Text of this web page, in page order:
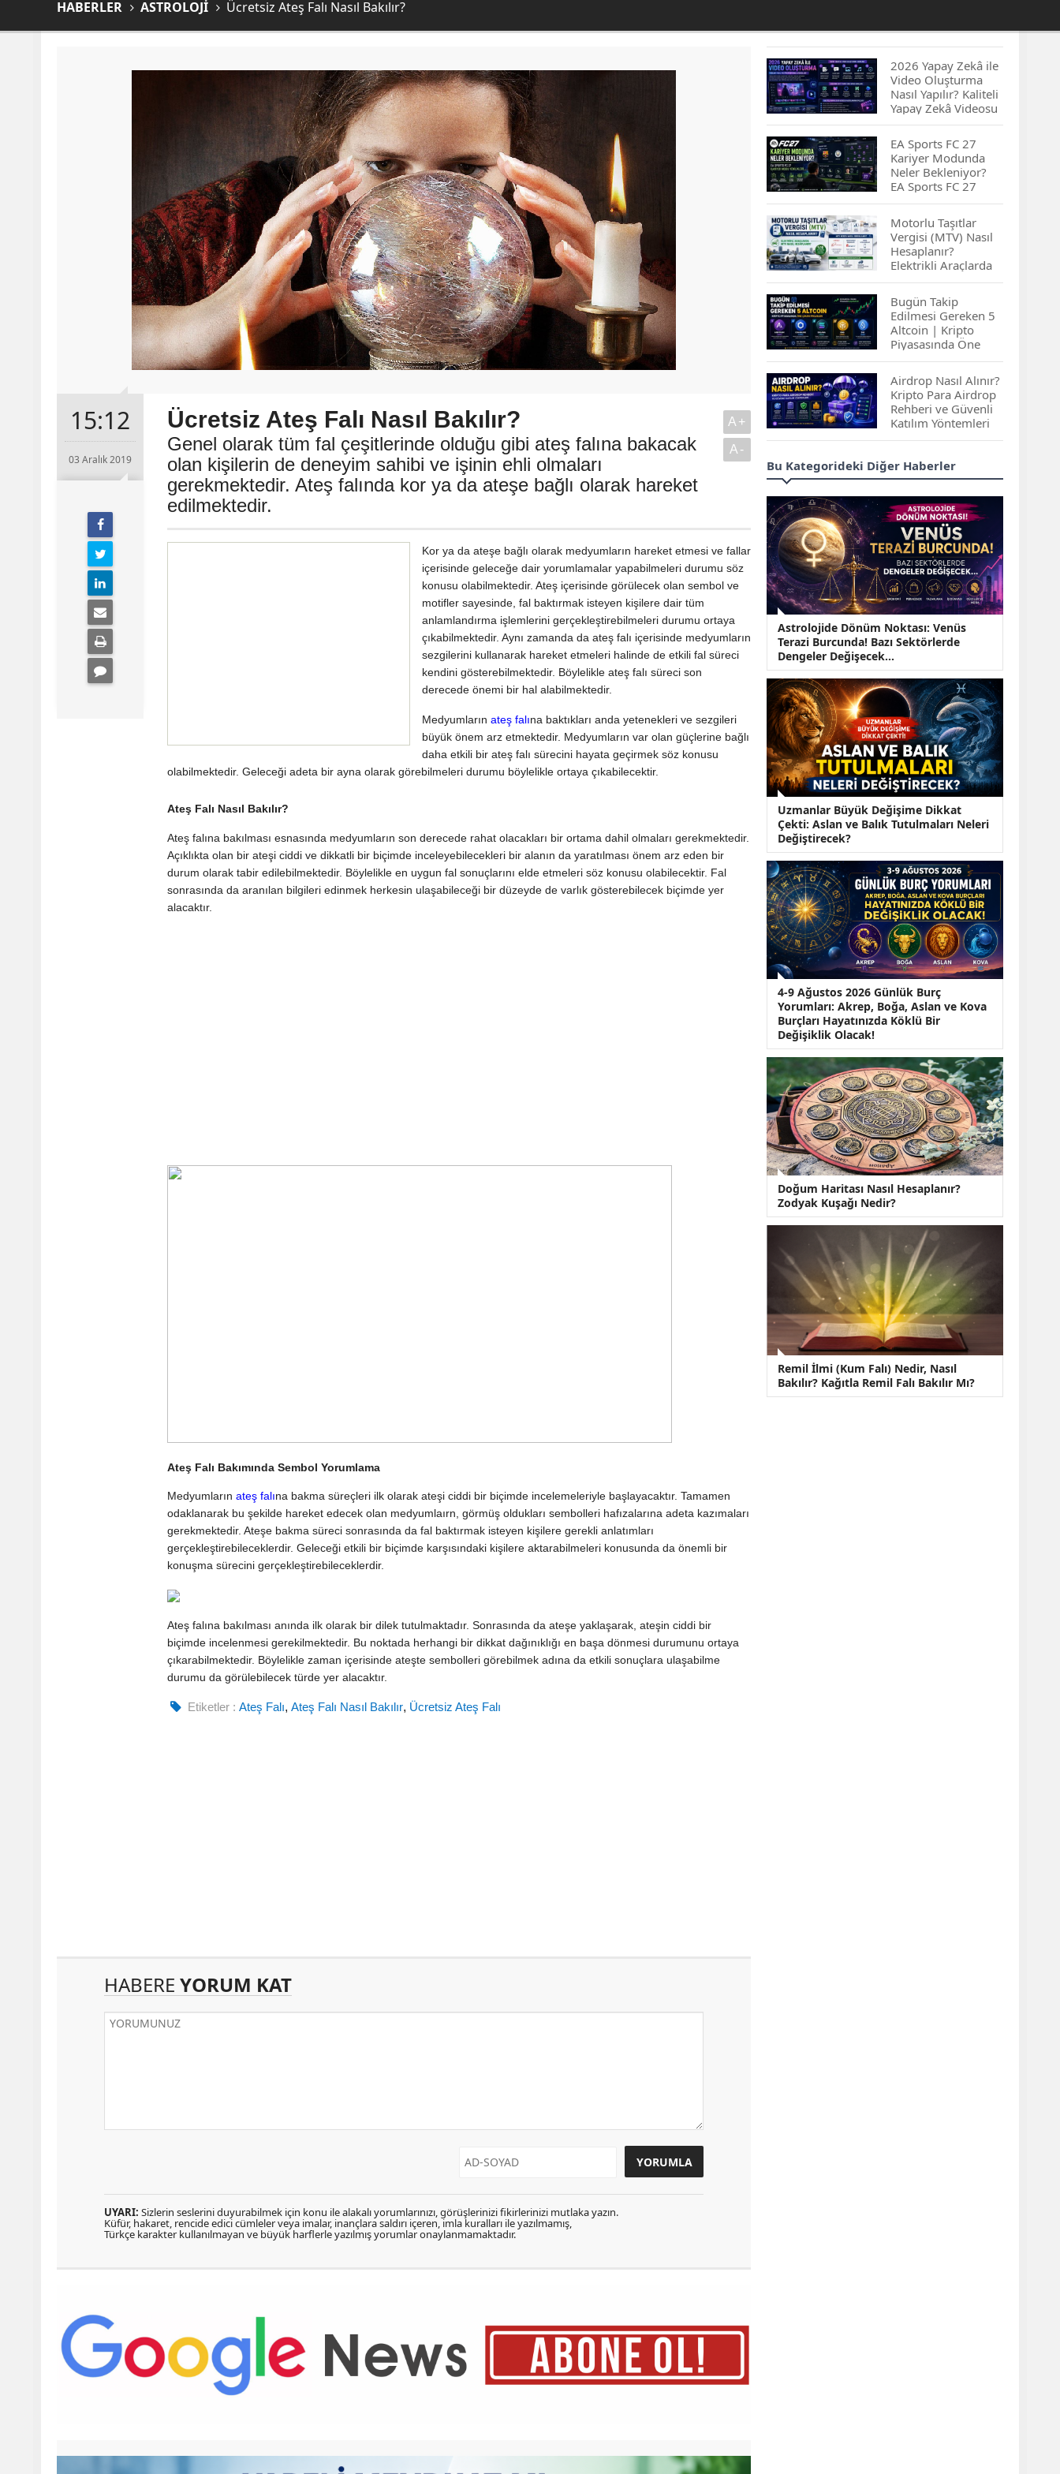
HABERLER ASTROLOJİ Ücretsiz Ateş Falı Nasıl Bakılır?
15:12
03 Aralık 2019
Ücretsiz Ateş Falı Nasıl Bakılır?
Genel olarak tüm fal çeşitlerinde olduğu gibi ateş falına bakacak
olan kişilerin de deneyim sahibi ve işinin ehli olmaları
gerekmektedir. Ateş falında kor ya da ateşe bağlı olarak hareket
edilmektedir.
A+
A-
Kor ya da ateşe bağlı olarak medyumların hareket etmesi ve fallar
içerisinde geleceğe dair yorumlamalar yapabilmeleri durumu söz
konusu olabilmektedir. Ateş içerisinde görülecek olan sembol ve
motifler sayesinde, fal baktırmak isteyen kişilere dair tüm
anlamlandırma işlemlerini gerçekleştirebilmeleri durumu ortaya
çıkabilmektedir. Aynı zamanda da ateş falı içerisinde medyumların
sezgilerini kullanarak hareket etmeleri halinde de etkili fal süreci
kendini gösterebilmektedir. Böylelikle ateş falı süreci son
derecede önemi bir hal alabilmektedir.
Medyumların ateş falına baktıkları anda yetenekleri ve sezgileri
büyük önem arz etmektedir. Medyumların var olan güçlerine bağlı
daha etkili bir ateş falı sürecini hayata geçirmek söz konusu
olabilmektedir. Geleceği adeta bir ayna olarak görebilmeleri durumu böylelikle ortaya çıkabilecektir.
Ateş Falı Nasıl Bakılır?
Ateş falına bakılması esnasında medyumların son derecede rahat olacakları bir ortama dahil olmaları gerekmektedir.
Açıklıkta olan bir ateşi ciddi ve dikkatli bir biçimde inceleyebilecekleri bir alanın da yaratılması önem arz eden bir
durum olarak tabir edilebilmektedir. Böylelikle en uygun fal sonuçlarını elde etmeleri söz konusu olabilecektir. Fal
sonrasında da aranılan bilgileri edinmek herkesin ulaşabileceği bir düzeyde de varlık gösterebilecek biçimde yer
alacaktır.
Ateş Falı Bakımında Sembol Yorumlama
Medyumların ateş falına bakma süreçleri ilk olarak ateşi ciddi bir biçimde incelemeleriyle başlayacaktır. Tamamen
odaklanarak bu şekilde hareket edecek olan medyumlaırn, görmüş oldukları sembolleri hafızalarına adeta kazımaları
gerekmektedir. Ateşe bakma süreci sonrasında da fal baktırmak isteyen kişilere gerekli anlatımları
gerçekleştirebileceklerdir. Geleceği etkili bir biçimde karşısındaki kişilere aktarabilmeleri konusunda da önemli bir
konuşma sürecini gerçekleştirebileceklerdir.
Ateş falına bakılması anında ilk olarak bir dilek tutulmaktadır. Sonrasında da ateşe yaklaşarak, ateşin ciddi bir
biçimde incelenmesi gerekilmektedir. Bu noktada herhangi bir dikkat dağınıklığı en başa dönmesi durumunu ortaya
çıkarabilmektedir. Böylelikle zaman içerisinde ateşte sembolleri görebilmek adına da etkili sonuçlara ulaşabilme
durumu da görülebilecek türde yer alacaktır.
Etiketler : Ateş Falı,Ateş Falı Nasıl Bakılır, Ücretsiz Ateş Falı
HABERE YORUM KAT
UYARI: Sizlerin seslerini duyurabilmek için konu ile alakalı yorumlarınızı, görüşlerinizi fikirlerinizi mutlaka yazın.
Küfür, hakaret, rencide edici cümleler veya imalar, inançlara saldırı içeren, imla kuralları ile yazılmamış,
Türkçe karakter kullanılmayan ve büyük harflerle yazılmış yorumlar onaylanmamaktadır.
2026 Yapay Zekâ ile
Video Oluşturma
Nasıl Yapılır? Kaliteli
Yapay Zekâ Videosu
Hazırlamanın
İpuçları...
EA Sports FC 27
Kariyer Modunda
Neler Bekleniyor?
EA Sports FC 27
Kariyer Modu
Yenilikleri…
Motorlu Taşıtlar
Vergisi (MTV) Nasıl
Hesaplanır?
Elektrikli Araçlarda
MTV Nasıl
Hesaplanır? MTV
Borcu Nasıl
Sorgulanır?
Bugün Takip
Edilmesi Gereken 5
Altcoin | Kripto
Piyasasında Öne
Çıkan Projeler
Airdrop Nasıl Alınır?
Kripto Para Airdrop
Rehberi ve Güvenli
Katılım Yöntemleri
Spot ve Vadeli İşlem
Arasındaki Farklar |
İçin Daha Uygun?
ABD-İran Anlaşması
Sonrası Altın Rekora
Koştu, Petrol
Fiyatları Sert Düştü
Temmuz 2026 Maaş
Zammı Netleşiyor!
Memur, Emekli ve
Sosyal Yardımlarda
Yeni Oranlar
KOSGEB’den
KOBİ’lere Dev
Finansman Hamlesi:
36 Ay Vadeli 30
Milyon TL Destek
Emekli Maaşlarında
Temmuz Hesabı:
Zam Oranı ve Taban
Aylık İçin Yeni
Senaryolar
Bu Kategorideki Diğer Haberler
Astrolojide Dönüm Noktası: Venüs
Terazi Burcunda! Bazı Sektörlerde
Dengeler Değişecek...
Uzmanlar Büyük Değişime Dikkat
Çekti: Aslan ve Balık Tutulmaları Neleri
Değiştirecek?
4-9 Ağustos 2026 Günlük Burç
Yorumları: Akrep, Boğa, Aslan ve Kova
Burçları Hayatınızda Köklü Bir
Değişiklik Olacak!
Doğum Haritası Nasıl Hesaplanır?
Zodyak Kuşağı Nedir?
Remil İlmi (Kum Falı) Nedir, Nasıl
Bakılır? Kağıtla Remil Falı Bakılır Mı?